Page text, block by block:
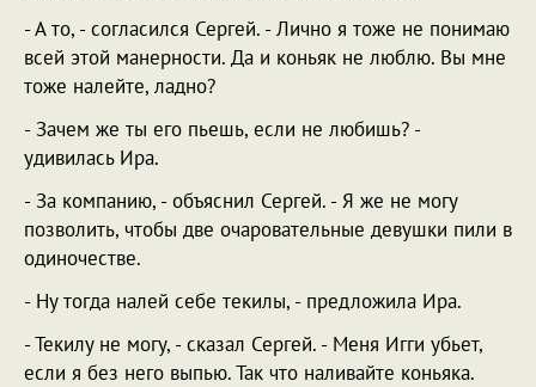
- А то, - согласился Сергей. - Лично я тоже не понимаю
всей этой манерности. Да и коньяк не люблю. Вы мне
тоже налейте, ладно?
- Зачем же ты его пьешь, если не любишь? -
удивилась Ира.
- За компанию, - объяснил Сергей. - Я же не могу
позволить, чтобы две очаровательные девушки пили в
одиночестве.
- Ну тогда налей себе текилы, - предложила Ира.
- Текилу не могу, - сказал Сергей. - Меня Игги убьет,
если я без него выпью. Так что наливайте коньяка.